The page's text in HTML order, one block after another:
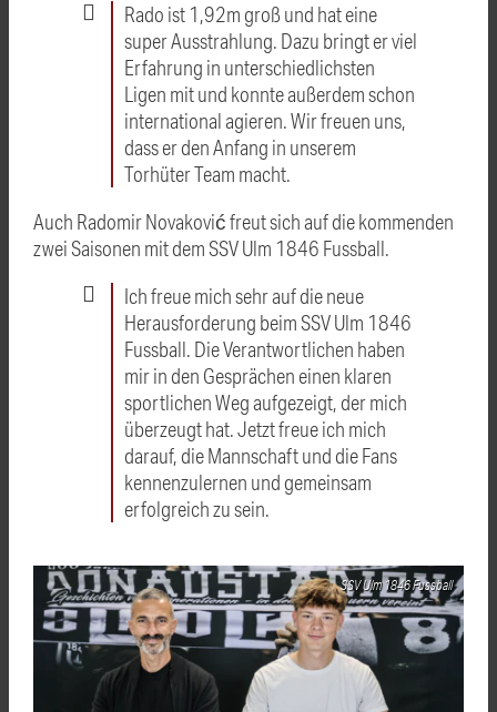
Rado ist 1,92m groß und hat eine
super Ausstrahlung. Dazu bringt er viel
Erfahrung in unterschiedlichsten
Ligen mit und konnte außerdem schon
international agieren. Wir freuen uns,
dass er den Anfang in unserem
Torhüter Team macht.
Auch Radomir Novaković freut sich auf die kommenden
zwei Saisonen mit dem SSV Ulm 1846 Fussball.
Ich freue mich sehr auf die neue
Herausforderung beim SSV Ulm 1846
Fussball. Die Verantwortlichen haben
mir in den Gesprächen einen klaren
sportlichen Weg aufgezeigt, der mich
überzeugt hat. Jetzt freue ich mich
darauf, die Mannschaft und die Fans
kennenzulernen und gemeinsam
erfolgreich zu sein.
SSV Ulm 1846 Fussball